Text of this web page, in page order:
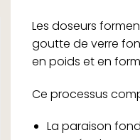
Les doseurs
goutte de verre
en poids et en
Ce processus
La paraison